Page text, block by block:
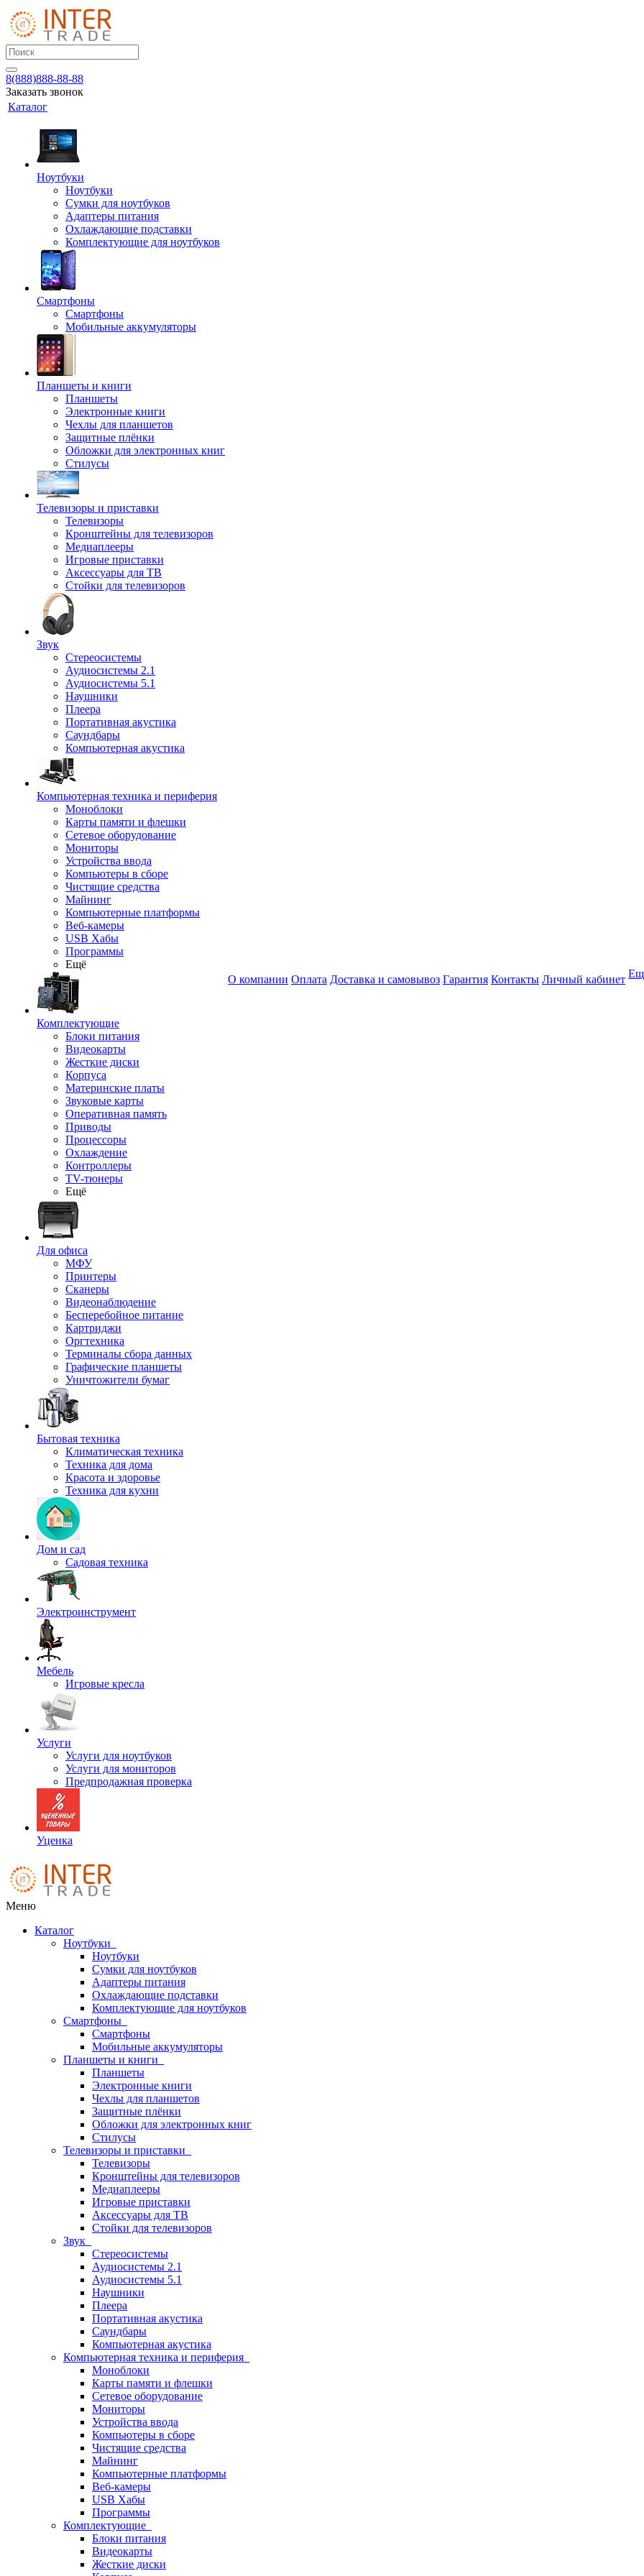
8(888)888-88-88
Заказать звонок
Каталог
Ноутбуки
Ноутбуки
Сумки для ноутбуков
Адаптеры питания
Охлаждающие подставки
Комплектующие для ноутбуков
Смартфоны
Смартфоны
Мобильные аккумуляторы
Планшеты и книги
Планшеты
Электронные книги
Чехлы для планшетов
Защитные плёнки
Обложки для электронных книг
Стилусы
Телевизоры и приставки
Телевизоры
Кронштейны для телевизоров
Медиаплееры
Игровые приставки
Аксессуары для ТВ
Стойки для телевизоров
Звук
Стереосистемы
Аудиосистемы 2.1
Аудиосистемы 5.1
Наушники
Плеера
Портативная акустика
Саундбары
Компьютерная акустика
Компьютерная техника и периферия
Моноблоки
Карты памяти и флешки
Сетевое оборудование
Мониторы
Устройства ввода
Компьютеры в сборе
Чистящие средства
Майнинг
Компьютерные платформы
Веб-камеры
USB Хабы
Программы
Ещё
Комплектующие
Блоки питания
Видеокарты
Жесткие диски
Корпуса
Материнские платы
Звуковые карты
Оперативная память
Приводы
Процессоры
Охлаждение
Контроллеры
TV-тюнеры
Ещё
Для офиса
МФУ
Принтеры
Сканеры
Видеонаблюдение
Бесперебойное питание
Картриджи
Оргтехника
Терминалы сбора данных
Графические планшеты
Уничтожители бумаг
Бытовая техника
Климатическая техника
Техника для дома
Красота и здоровье
Техника для кухни
Дом и сад
Садовая техника
Электроинструмент
Мебель
Игровые кресла
Услуги
Услуги для ноутбуков
Услуги для мониторов
Предпродажная проверка
Уценка
О компании Оплата Доставка и самовывоз Гарантия Контакты Личный кабинет
Меню
Каталог
Ноутбуки
Ноутбуки
Сумки для ноутбуков
Адаптеры питания
Охлаждающие подставки
Комплектующие для ноутбуков
Смартфоны
Смартфоны
Мобильные аккумуляторы
Планшеты и книги
Планшеты
Электронные книги
Чехлы для планшетов
Защитные плёнки
Обложки для электронных книг
Стилусы
Телевизоры и приставки
Телевизоры
Кронштейны для телевизоров
Медиаплееры
Игровые приставки
Аксессуары для ТВ
Стойки для телевизоров
Звук
Стереосистемы
Аудиосистемы 2.1
Аудиосистемы 5.1
Наушники
Плеера
Портативная акустика
Саундбары
Компьютерная акустика
Компьютерная техника и периферия
Моноблоки
Карты памяти и флешки
Сетевое оборудование
Мониторы
Устройства ввода
Компьютеры в сборе
Чистящие средства
Майнинг
Компьютерные платформы
Веб-камеры
USB Хабы
Программы
Комплектующие
Блоки питания
Видеокарты
Жесткие диски